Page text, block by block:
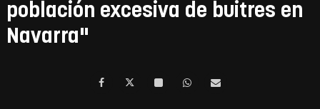
población excesiva de buitres en
Navarra"